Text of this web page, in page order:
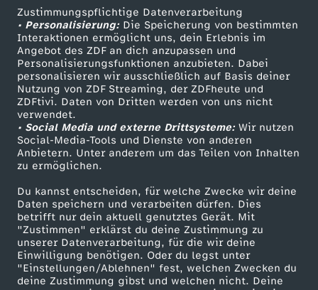
Zustimmungspflichtige Datenverarbeitung
• Personalisierung:Die Speicherung von bestimmten
Interaktionen ermöglicht uns, dein Erlebnis im
Angebot des ZDF an dich anzupassen und
Personalisierungsfunktionen anzubieten. Dabei
personalisieren wir ausschließlich auf Basis deiner
Nutzung von ZDF Streaming, der ZDFheute und
ZDFtivi. Daten von Dritten werden von uns nicht
verwendet.
• Social Media und externe Drittsysteme:Wir nutzen
Social-Media-Tools und Dienste von anderen
Anbietern. Unter anderem um das Teilen von Inhalten
zu ermöglichen.
Du kannst entscheiden, für welche Zwecke wir deine
Daten speichern und verarbeiten dürfen. Dies
betrifft nur dein aktuell genutztes Gerät. Mit
"Zustimmen" erklärst du deine Zustimmung zu
unserer Datenverarbeitung, für die wir deine
Einwilligung benötigen. Oder du legst unter
"Einstellungen/Ablehnen" fest, welchen Zwecken du
deine Zustimmung gibst und welchen nicht. Deine
é
a
n
s
-
E
n
t
Livestreams
Sendungen A-Z
TV-Programm
Zuschauerservice
Hilfe
ZDF Unternehmen
Karriere
ZDF goes Schule
Werbefernsehen
Mainzelmännchen